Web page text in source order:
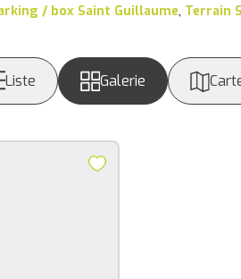
/ box Saint Guillaume, Terrain
Liste Galerie